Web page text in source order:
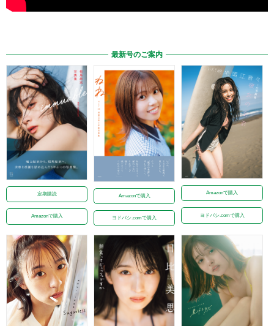
最新号のご案内
定期購読
Amazonで購入
Amazonで購入
ヨドバシ.comで購入
Amazonで購入
ヨドバシ.comで購入